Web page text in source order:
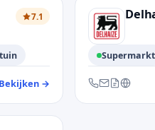
7.1
en website
Bekijken → — klantendienst
Supermarkt
Bereikbaar via